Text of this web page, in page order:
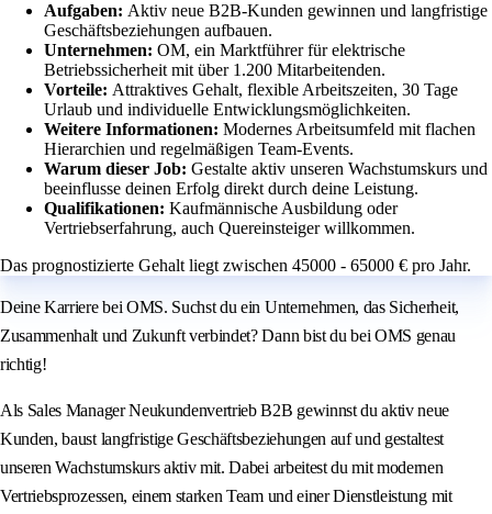
Aufgaben: Aktiv neue B2B-Kunden gewinnen und langfristige
Geschäftsbeziehungen aufbauen.
Unternehmen: OM, ein Marktführer für elektrische
Betriebssicherheit mit über 1.200 Mitarbeitenden.
Vorteile: Attraktives Gehalt, flexible Arbeitszeiten, 30 Tage
Urlaub und individuelle Entwicklungsmöglichkeiten.
Weitere Informationen: Modernes Arbeitsumfeld mit flachen
Hierarchien und regelmäßigen Team-Events.
Warum dieser Job: Gestalte aktiv unseren Wachstumskurs und
beeinflusse deinen Erfolg direkt durch deine Leistung.
Qualifikationen: Kaufmännische Ausbildung oder
Vertriebserfahrung, auch Quereinsteiger willkommen.
Das prognostizierte Gehalt liegt zwischen 45000 - 65000 € pro Jahr.
Deine Karriere bei OMS. Suchst du ein Unternehmen, das Sicherheit,
Zusammenhalt und Zukunft verbindet? Dann bist du bei OMS genau
richtig!
Als Sales Manager Neukundenvertrieb B2B gewinnst du aktiv neue
Kunden, baust langfristige Geschäftsbeziehungen auf und gestaltest
unseren Wachstumskurs aktiv mit. Dabei arbeitest du mit modernen
Vertriebsprozessen, einem starken Team und einer Dienstleistung mit